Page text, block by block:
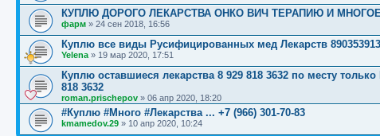
КУПЛЮ ДОРОГО ЛЕКАРСТВА ОНКО ВИЧ ТЕРАПИЮ И
фарм » 24 сен 2018, 16:56
Куплю все виды Русифицированных мед Лекарств
Yelena » 19 мар 2020, 17:51
Куплю оставшиеся лекарства 8 929 818 3632 по месту
818 3632
roman.prischepov » 06 апр 2020, 18:20
#Куплю #Много #Лекарства ... +7 (966) 301-70-83
kmamedov.29 » 10 апр 2020, 10:24